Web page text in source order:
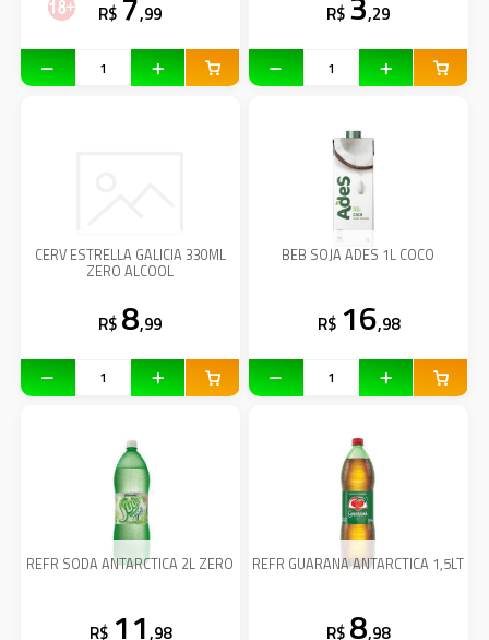
R$ ,99 R$ ,29
CERV ESTRELLA GALICIA 330ML
ZERO ALCOOL
R$ 8,99
BEB SOJA ADES 1L COCO
R$ 16,98
REFR SODA ANTARCTICA 2L ZERO
R$ 11,98
REFR GUARANA ANTARCTICA 1,5LT
R$ 8,98